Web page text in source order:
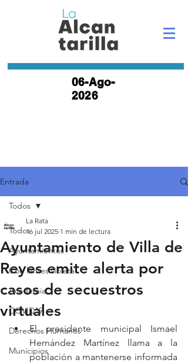
06-Ago-
2026
Entrada
Todos
Ayuntamientos
Con lentes violeta
Academia
COVID19
Derechos Humanos
Municipios
Todos
Ayuntamiento de Villa de
Reyes emite alerta por
casos de secuestros
virtuales
La Rata
16 jul 2025 1 min de lectura
El presidente municipal Ismael
Hernández Martínez llama a la
población a mantenerse informada